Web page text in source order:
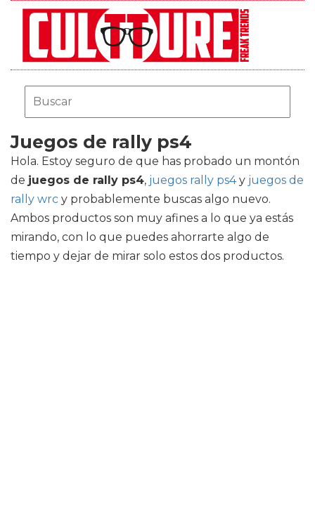
Juegos de rally ps4
Hola. Estoy seguro de que has probado un montón
de juegos de rally ps4, juegos rally ps4y juegos de
rally wrc y probablemente buscas algo nuevo.
Ambos productos son muy afines a lo que ya estás
mirando, con lo que puedes ahorrarte algo de
tiempo y dejar de mirar solo estos dos productos.